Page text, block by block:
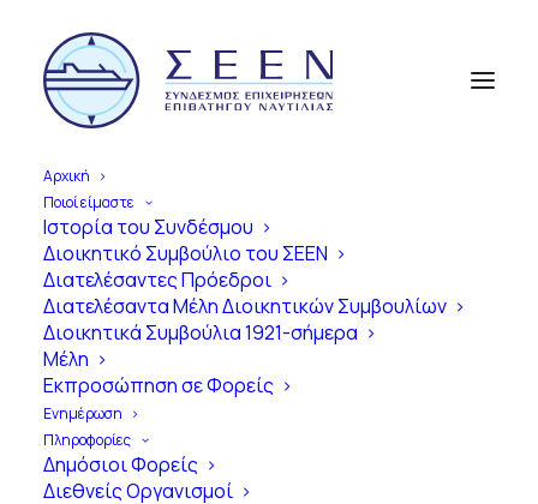
Αρχική
Ποιοί είμαστε
Ιστορία του Συνδέσμου
Διοικητικό Συμβούλιο του ΣΕΕΝ
Διατελέσαντες Πρόεδροι
Διατελέσαντα Μέλη Διοικητικών Συμβουλίων
Διοικητικά Συμβούλια 1921-σήμερα
Μέλη
Εκπροσώπηση σε Φορείς
Ενημέρωση
Πληροφορίες
Δημόσιοι Φορείς
Διεθνείς Οργανισμοί
ΑπότηνΊδρυ
ΣύγχρονηΕποχή
100Χρόνια
Επιβα
στηνΕλλά δ